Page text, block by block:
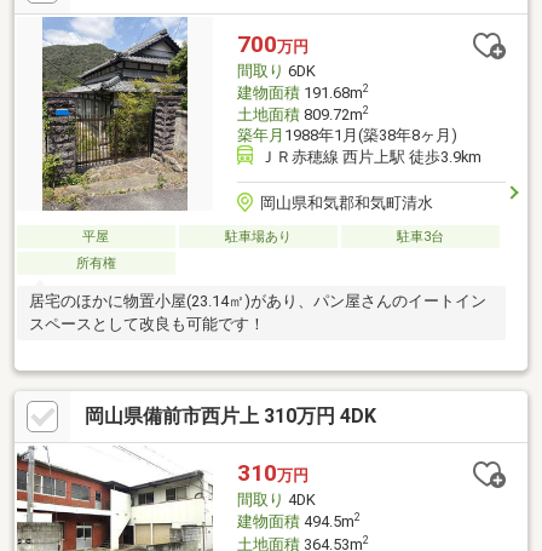
器交換、インターホン設置、火災警報器設置、照明器具交換【お
すすめポイント】・本物件は条件により住宅ロー
700万円
間取り 6DK
建物面積191.68m2
土地面積809.72m2
築年月 1988年1月(築38年8ヶ月)
ＪＲ赤穂線 西片上駅 徒歩3.9km
岡山県和気郡和気町清水
平屋 駐車場あり
駐車3台
所有権
居宅のほかに物置小屋(23.14㎡)があり、パン屋さんのイートイン
スペースとして改良も可能です！
岡山県備前市西片上 310万円 4DK
310万円
間取り 4DK
建物面積494.5m2
土地面積364.53m2